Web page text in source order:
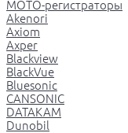
МОТО-регистраторы
Akenori
Axiom
Axper
Blackview
BlackVue
Bluesonic
CANSONIC
DATAKAM
Dunobil